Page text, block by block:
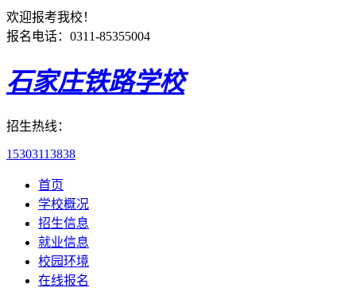
欢迎报考我校！
报名电话：0311-85355004
石家庄铁路学校
招生热线：
15303113838
首页
学校概况
招生信息
就业信息
校园环境
在线报名